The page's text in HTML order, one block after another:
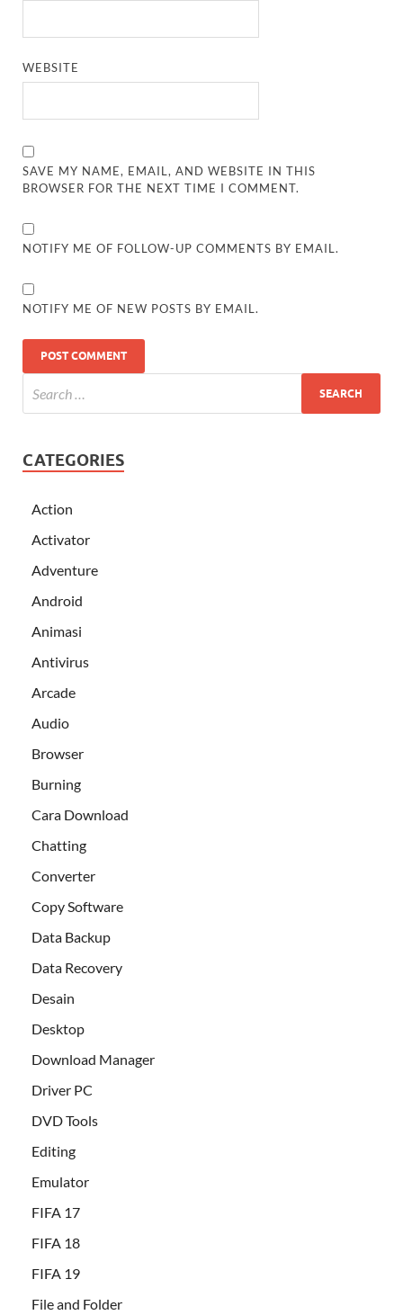
WEBSITE
SAVE MY NAME, EMAIL, AND WEBSITE IN THIS
BROWSER FOR THE NEXT TIME I COMMENT.
NOTIFY ME OF FOLLOW-UP COMMENTS BY EMAIL.
NOTIFY ME OF NEW POSTS BY EMAIL.
CATEGORIES
Action
Activator
Adventure
Android
Animasi
Antivirus
Arcade
Audio
Browser
Burning
Cara Download
Chatting
Converter
Copy Software
Data Backup
Data Recovery
Desain
Desktop
Download Manager
Driver PC
DVD Tools
Editing
Emulator
FIFA 17
FIFA 18
FIFA 19
File and Folder